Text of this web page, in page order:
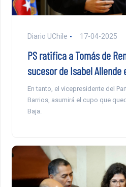
Diario UChile 17-04-2025
PS ratifica a Tomás de
sucesor de Isabel Allende
En tanto, el vicepresidente del
Barrios, asumirá el cupo que
Baja.